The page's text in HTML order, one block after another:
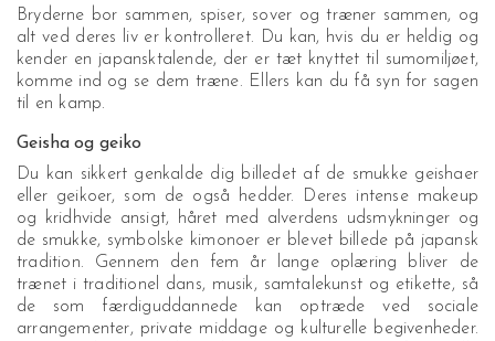
Bryderne bor sammen, spiser, sover og træner sammen, og
alt ved deres liv er kontrolleret. Du kan, hvis du er heldig og
kender en japansktalende, der er tæt knyttet til sumomiljøet,
komme ind og se dem træne. Ellers kan du få syn for sagen
til en kamp.
Geisha og geiko
Du kan sikkert genkalde dig billedet af de smukke geishaer
eller geikoer, som de også hedder. Deres intense makeup
og kridhvide ansigt, håret med alverdens udsmykninger og
de smukke, symbolske kimonoer er blevet billede på japansk
tradition. Gennem den fem år lange oplæring bliver de
trænet i traditionel dans, musik, samtalekunst og etikette, så
de som færdiguddannede kan optræde ved sociale
arrangementer, private middage og kulturelle begivenheder.